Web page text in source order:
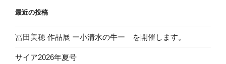
最近の投稿
冨田美穂 作品展 ー小清水の牛ー を開催します。
サイア2026年夏号